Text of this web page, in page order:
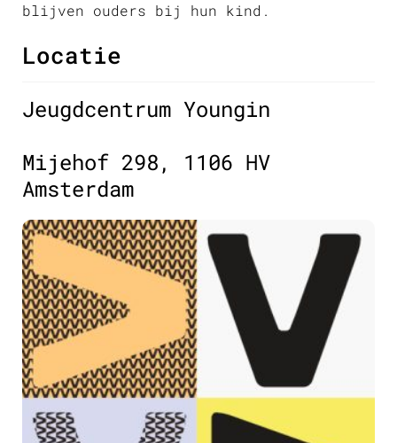
blijven ouders bij hun kind.
Locatie
Jeugdcentrum Youngin
Mijehof 298, 1106 HV
Amsterdam